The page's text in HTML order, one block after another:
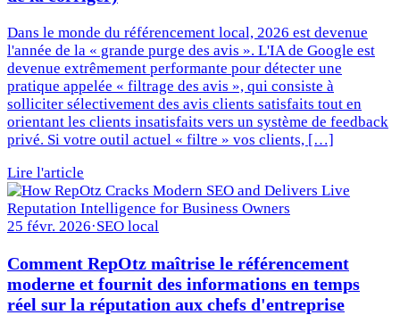
Dans le monde du référencement local, 2026 est devenue
l'année de la « grande purge des avis ». L'IA de Google est
devenue extrêmement performante pour détecter une
pratique appelée « filtrage des avis », qui consiste à
solliciter sélectivement des avis clients satisfaits tout en
orientant les clients insatisfaits vers un système de feedback
privé. Si votre outil actuel « filtre » vos clients, […]
Lire l'article
25 févr. 2026·SEO local
Comment RepOtz maîtrise le référencement
moderne et fournit des informations en temps
réel sur la réputation aux chefs d'entreprise